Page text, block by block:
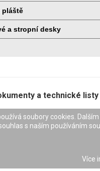
pláště
a stropní desky
a technické listy
a.s. - Všechna práva
Nezávazná
soubory cookies.
s naším používáním
Více